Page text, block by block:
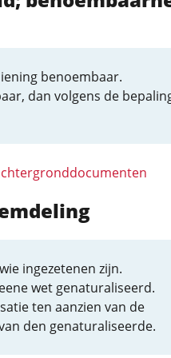
benoembaar.
dan volgens de
ingezetenen zijn.
wet genaturaliseerd.
ten aanzien van de
den genaturaliseerde.